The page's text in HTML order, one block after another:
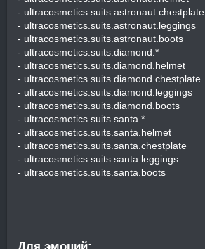
- ultracosmetics.suits.astronaut.chestplate
- ultracosmetics.suits.astronaut.leggings
- ultracosmetics.suits.astronaut.boots
- ultracosmetics.suits.diamond.*
- ultracosmetics.suits.diamond.helmet
- ultracosmetics.suits.diamond.chestplate
- ultracosmetics.suits.diamond.leggings
- ultracosmetics.suits.diamond.boots
- ultracosmetics.suits.santa.*
- ultracosmetics.suits.santa.helmet
- ultracosmetics.suits.santa.chestplate
- ultracosmetics.suits.santa.leggings
- ultracosmetics.suits.santa.boots